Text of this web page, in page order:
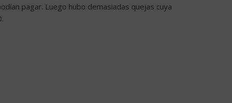
pagar. Luego hubo demasiadas quejas cuya